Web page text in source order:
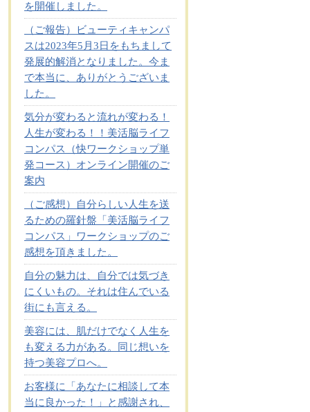
を開催しました。
（ご報告）ビューティキャンパ
スは2023年5月3日をもちまして
発展的解消となりました。今ま
で本当に、ありがとうございま
した。
気分が変わると流れが変わる！
人生が変わる！！美活脳ライフ
コンパス（快ワークショップ単
発コース）オンライン開催のご
案内
（ご感想）自分らしい人生を送
るための羅針盤「美活脳ライフ
コンパス」ワークショップのご
感想を頂きました。
自分の魅力は、自分では気づき
にくいもの。それは住んでいる
街にも言える。
美容には、肌だけでなく人生を
も変える力がある。同じ想いを
持つ美容プロへ。
お客様に「あなたに相談して本
当に良かった！」と感謝され、